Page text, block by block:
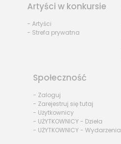
Artyści w konkursie
- Artyści
- Strefa prywatna
Społeczność
- Zaloguj
- Zarejestruj się tutaj
- Użytkownicy
- UŻYTKOWNICY - Dzieła
- UŻYTKOWNICY - Wydarzenia